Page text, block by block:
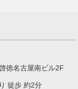
徳名古屋南ビル2F
徒歩 約2分